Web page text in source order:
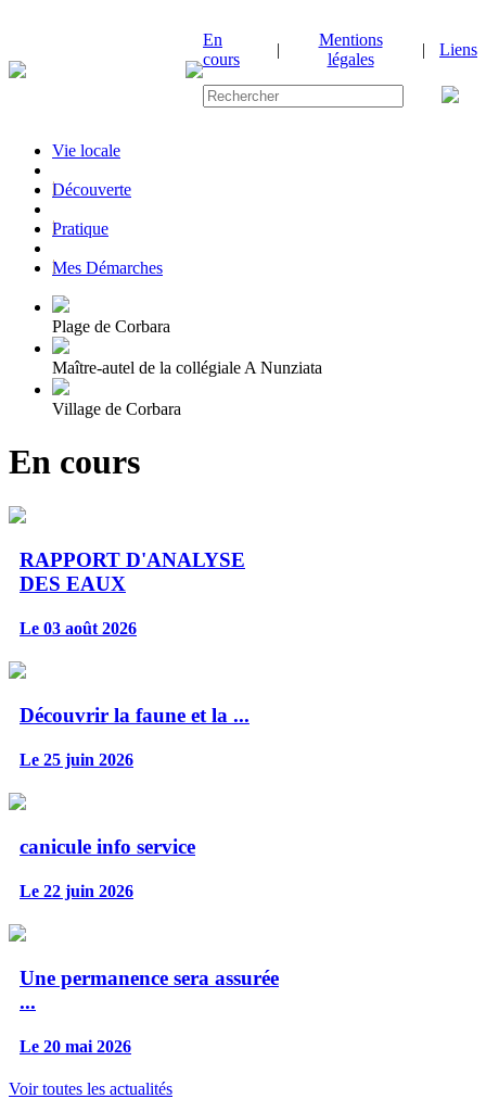
En
cours
|
Mentions
légales
| Liens
Vie locale
|Découverte
|Pratique
|Mes Démarches
Plage de Corbara
Maître-autel de la collégiale A Nunziata
Village de Corbara
En cours
RAPPORT D'ANALYSE
DES EAUX
Le 03 août 2026
Découvrir la faune et la ...
Le 25 juin 2026
canicule info service
Le 22 juin 2026
Une permanence sera assurée
...
Le 20 mai 2026
Voir toutes les actualités